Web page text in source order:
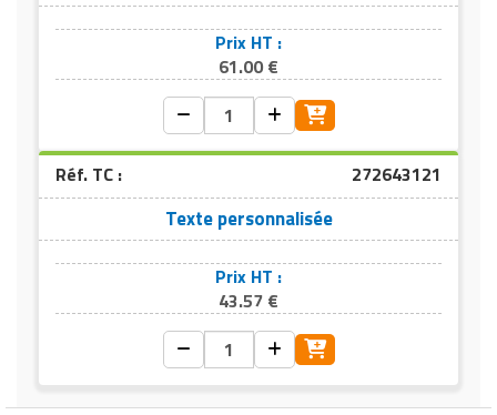
Prix HT :
61.00 €
Réf. TC : 272643121
Texte personnalisée
Prix HT :
43.57 €